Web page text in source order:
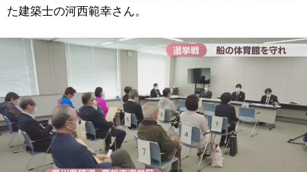
た建築士の河西範幸さん。